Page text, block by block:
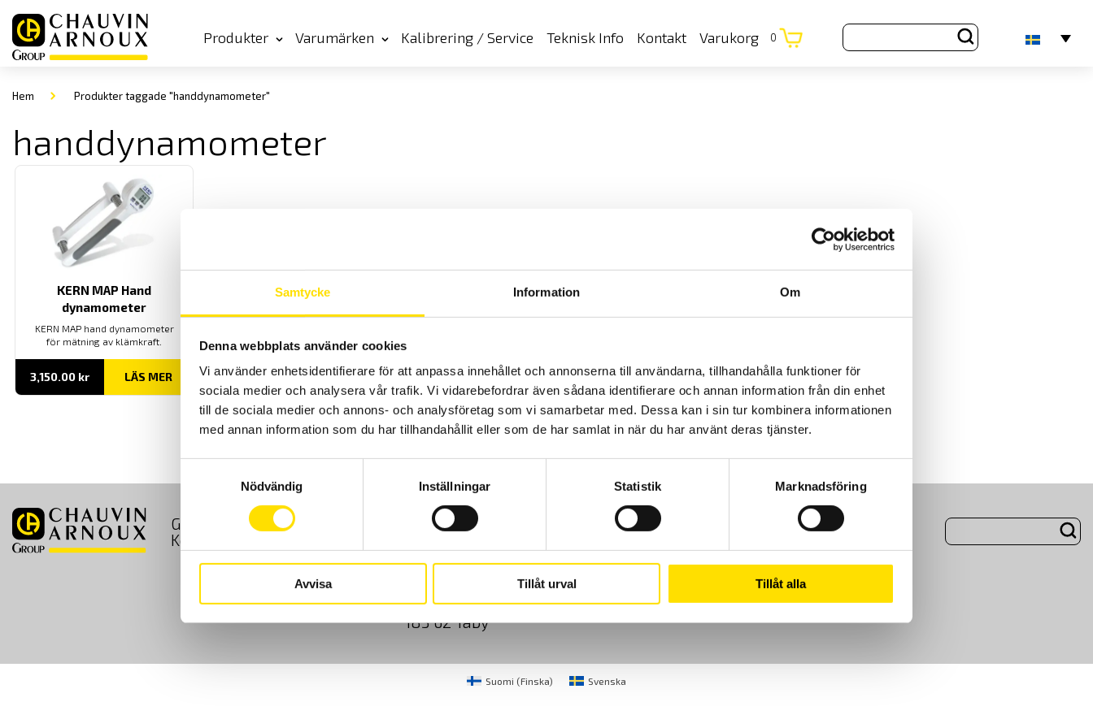
Samtycke Information Om
Denna webbplats använder cookies
Vi använder enhetsidentifierare för att anpassa innehållet och annonserna till användarna, tillhandahålla funktioner för
sociala medier och analysera vår trafik. Vi vidarebefordrar även sådana identifierare och annan information från din enhet
till de sociala medier och annons- och analysföretag som vi samarbetar med. Dessa kan i sin tur kombinera informationen
med annan information som du har tillhandahållit eller som de har samlat in när du har använt deras tjänster.
Nödvändig
Inställningar Statistik Marknadsföring
Avvisa Tillåt urval Tillåt alla
Produkter Varumärken Kalibrering / Service Teknisk Info Kontakt Varukorg 0
Hem Produkter taggade "handdynamometer"
handdynamometer
KERN MAP Hand
dynamometer
KERN MAP hand dynamometer
för mätning av klämkraft.
3,150.00 kr LÄS MER
GDPR Köpvillkor Cookies Kundundersökning
Om Oss
Kontakt
Sjöflygvägen 35
183 62 Täby
info@camatsystem.com
Suomi (Finska) Svenska